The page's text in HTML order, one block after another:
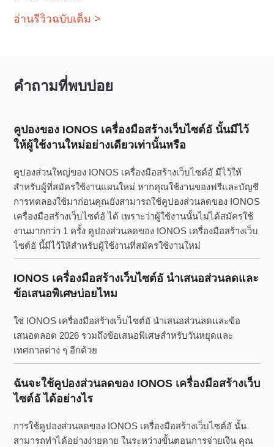
อ่านรีวิวฉบับเต็ม >
คำถามที่พบบ่อย
คูปองของ IONOS เครื่องมือสร้างเว็บไซต์อั นั้นมีไว้
ให้ผู้ใช้งานใหม่อย่างเดียวเท่านั้นหรือ
คูปองส่วนใหญ่ของ IONOS เครื่องมือสร้างเว็บไซต์อั มีไว้ให้
สำหรับผู้ที่สมัครใช้งานแผนใหม่ หากคุณใช้งานของฟรีและบัญชี
การทดลองใช้มาก่อนคุณยังสามารถใช้คูปองส่วนลดของ IONOS
เครื่องมือสร้างเว็บไซต์อั ได้ เพราะว่าผู้ใช้งานนั้นไม่ได้สมัครใช้
งานมากกว่า 1 ครั้ง คูปองส่วนลดของ IONOS เครื่องมือสร้างเว็บ
ไซต์อั นี้มีไว้ให้สำหรับผู้ใช้งานที่สมัครใช้งานใหม่
IONOS เครื่องมือสร้างเว็บไซต์อั นำเสนอส่วนลดและ
ข้อเสนอพิเศษบ่อยไหม
ใช่ IONOS เครื่องมือสร้างเว็บไซต์อั นำเสนอส่วนลดและข้อ
เสนอตลอด 2026 รวมถึงข้อเสนอพิเศษสำหรับวันหยุดและ
เทศกาลต่าง ๆ อีกด้วย
ฉันจะใช้คูปองส่วนลดของ IONOS เครื่องมือสร้างเว็บ
ไซต์อั ได้อย่างไร
การใช้คูปองส่วนลดของ IONOS เครื่องมือสร้างเว็บไซต์อั นั้น
สามารถทำได้อย่างง่ายดาย ในระหว่างขั้นตอนการจ่ายเงิน คุณ